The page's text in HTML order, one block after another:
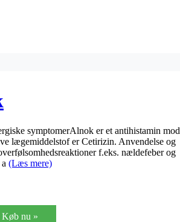
symptomerAlnok er et antihistamin mod
lægemiddelstof er Cetirizin. Anvendelse og
f.eks. nældefeber og
(Læs mere)
Køb nu »